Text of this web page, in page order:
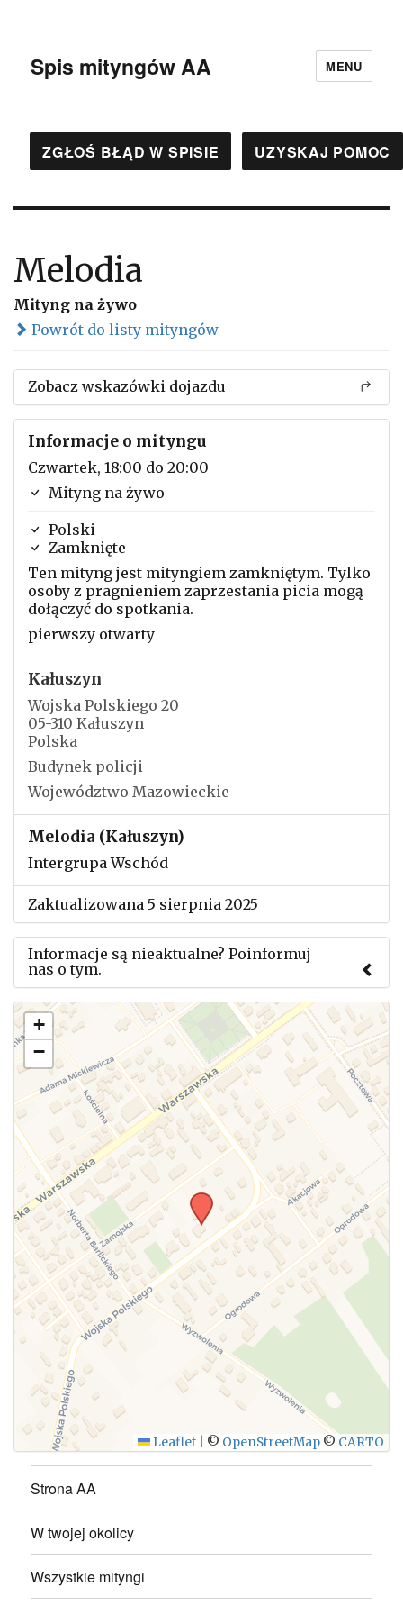
Spis mityngów AA MENU
ZGŁOŚ BŁĄD W SPISIE UZYSKAJ POMOC
Melodia
Mityng na żywo
Powrót do listy mityngów
Zobacz wskazówki dojazdu
Informacje o mityngu
Czwartek, 18:00 do 20:00
Mityng na żywo
Polski
Zamknięte
Ten mityng jest mityngiem zamkniętym. Tylko
osoby z pragnieniem zaprzestania picia mogą
dołączyć do spotkania.
pierwszy otwarty
Kałuszyn
Wojska Polskiego 20
05-310 Kałuszyn
Polska
Budynek policji
Województwo Mazowieckie
Melodia (Kałuszyn)
Intergrupa Wschód
Zaktualizowana 5 sierpnia 2025
Informacje są nieaktualne? Poinformuj
nas o tym.
Użyj tego formularza aby przesłać informację o
zmianach w powyższym mityngu.
WYŚLIJ
+
−
Leaflet © OpenStreetMap © CARTO
Strona AA
W twojej okolicy
Wszystkie mityngi